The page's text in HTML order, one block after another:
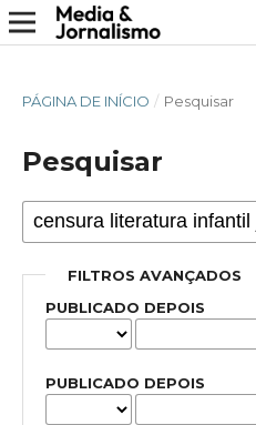
PÁGINA DE INÍCIO / Pesquisar
Pesquisar
FILTROS AVANÇADOS
PUBLICADO DEPOIS
PUBLICADO DEPOIS